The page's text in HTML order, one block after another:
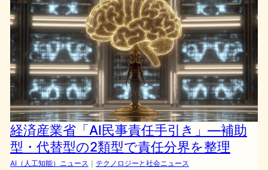
経済産業省「AI民事責任手引き」—補助
型・代替型の2類型で責任分界を整理
AI（人工知能）ニュース ｜ テクノロジーと社会ニュース